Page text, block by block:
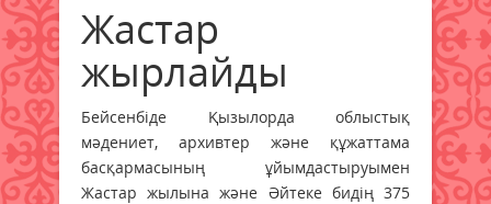
Жастар
жырлайды
Бейсенбіде Қызылорда облыстық
мәдениет, архивтер және құжаттама
басқармасының ұйымдастыруымен
Жастар жылына және Әйтеке бидің 375